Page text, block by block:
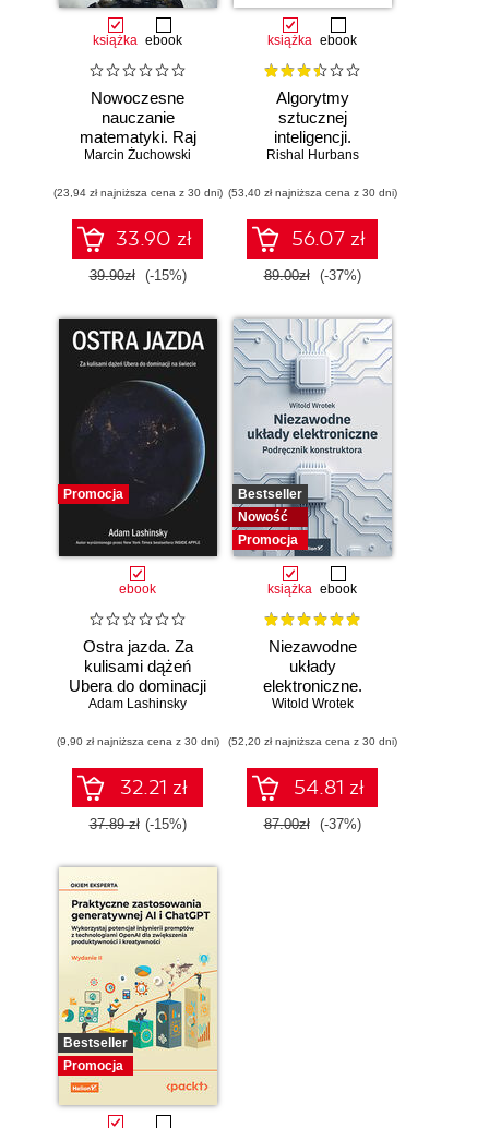
książka ebook
Nowoczesne
nauczanie
matematyki. Raj
Cantora bez
Marcin Żuchowski
(23,94 zł najniższa cena z 30 dni)
33.90 zł
39.90zł (-15%)
książka ebook
Algorytmy
sztucznej
inteligencji.
Ilustrowany
Rishal Hurbans
(53,40 zł najniższa cena z 30 dni)
56.07 zł
89.00zł (-37%)
Promocja
ebook
Ostra jazda. Za
kulisami dążeń
Ubera do dominacji
na świecie
Adam Lashinsky
(9,90 zł najniższa cena z 30 dni)
32.21 zł
37.89 zł (-15%)
Bestseller
Nowość
Promocja
książka ebook
Niezawodne
układy
elektroniczne.
Podręcznik
Witold Wrotek
(52,20 zł najniższa cena z 30 dni)
54.81 zł
87.00zł (-37%)
Bestseller
Promocja